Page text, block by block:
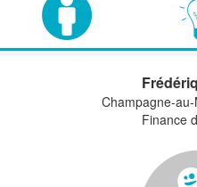
Champagne-
Finance